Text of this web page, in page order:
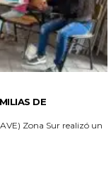
DE
Zona Sur realizó un